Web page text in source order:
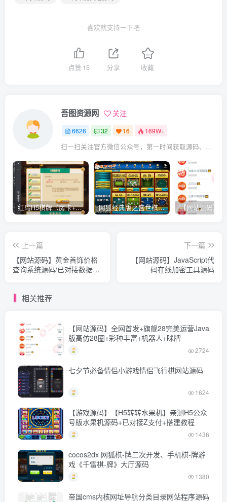
喜欢就支持一下吧
点赞 15 分享 收藏
吾图资源网 关注
6626 32 16 169W+
扫一扫关注官方微信公众号，第一时间获取源码、网赚项目资源教程，自媒体等知识干货，让互联网创业赚钱更简单。
红鸟H5棋牌（房卡+金币）全套双模式游戏源码 网狐经典版之盛世棋牌完整游戏源码（包含文档、架设教程、网站、源代码等）
上一篇
【网站源码】黄金首饰价格
查询系统源码/已对接数据接
下一篇
【网站源码】JavaScript代
码在线加密工具源码
相关推荐
【网站源码】全网首发+旗舰28完美运营Java
版高仿28圈+彩种丰富+机器人+眯牌
2724
七夕节必备情侣小游戏情侣飞行棋网站源码
1624
【游戏源码】【H5转转水果机】亲测H5公众
号版水果机源码+已对接Z支付+搭建教程
1436
cocos2dx 网狐棋-牌二次开发、手机棋-牌游
戏《千雷棋-牌》大厅源码
1380
帝国cms内核网址导航分类目录网站程序源码